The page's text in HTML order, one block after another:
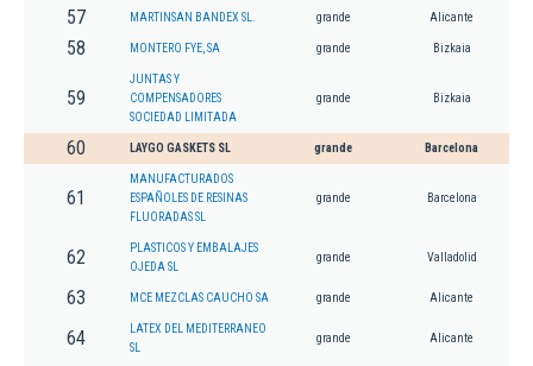
57 MARTINSAN BANDEX SL. grande Alicante
58 MONTERO FYE, SA grande Bizkaia
59
JUNTAS Y
COMPENSADORES
SOCIEDAD LIMITADA
grande Bizkaia
60 LAYGO GASKETS SL grande Barcelona
61
MANUFACTURADOS
ESPAÑOLES DE RESINAS
FLUORADAS SL
grande Barcelona
62
PLASTICOS Y EMBALAJES
OJEDA SL
grande Valladolid
63 MCE MEZCLAS CAUCHO SA grande Alicante
64
LATEX DEL MEDITERRANEO
SL
grande Alicante